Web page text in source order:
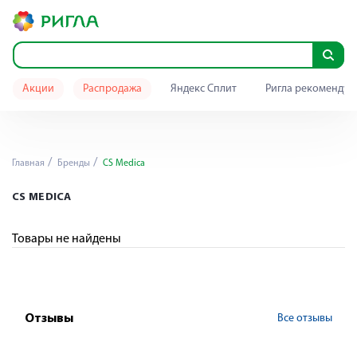
Акции Распродажа Яндекс Сплит Ригла
Главная Бренды CS Medica
CS MEDICA
Товары не найдены
Отзывы Все отзывы